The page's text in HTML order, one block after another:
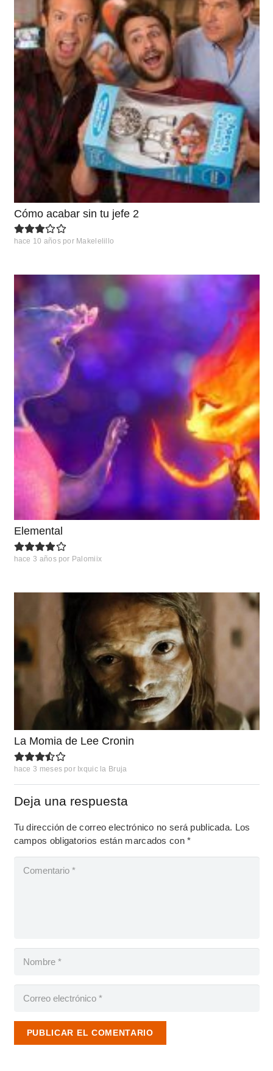
Cómo acabar sin tu jefe 2
hace 10 años por Makelelillo
Elemental
hace 3 años por Palomiix
La Momia de Lee Cronin
hace 3 meses por Ixquic la Bruja
Deja una respuesta
Tu dirección de correo electrónico no será publicada. Los
campos obligatorios están marcados con*
PUBLICAR EL COMENTARIO